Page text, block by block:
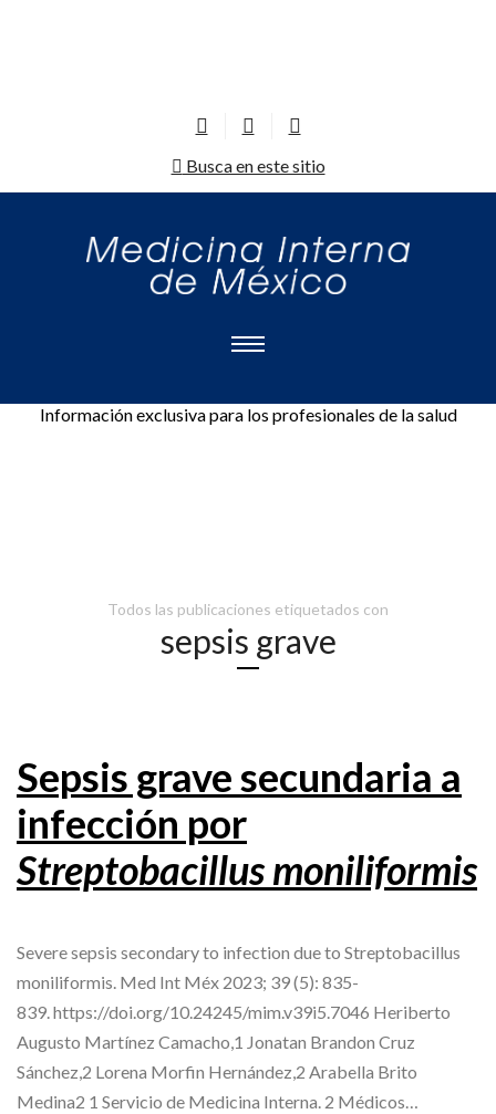
Busca en este sitio
Información exclusiva para los profesionales de la salud
Todos las publicaciones etiquetados con
sepsis grave
Sepsis grave secundaria a
infección por
Streptobacillus moniliformis
Severe sepsis secondary to infection due to Streptobacillus
moniliformis. Med Int Méx 2023; 39 (5): 835-
839. https://doi.org/10.24245/mim.v39i5.7046 Heriberto
Augusto Martínez Camacho,1 Jonatan Brandon Cruz
Sánchez,2 Lorena Morfin Hernández,2 Arabella Brito
Medina2 1 Servicio de Medicina Interna. 2 Médicos…